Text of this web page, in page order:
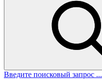
Введите поисковый запрос ...